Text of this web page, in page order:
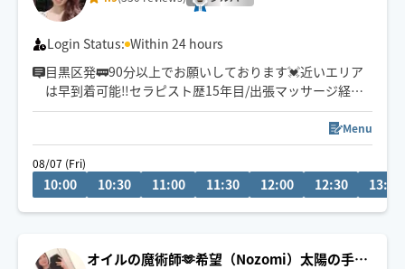
Login Status: Within 24 hours
目黒区発🚃90分以上でお願いしております💓近いエリア
は早到着可能‼️セラピスト歴15年目/出張マッサージ経験1
0年以上/お客様、一人一人にあった施術を心がけていま
す/お疲れの場所に全力でお応えします/店舗出勤してる時
もありますのでその時はすぐにご連絡できない場合がご
ざいます🙇
Menu
08/07 (Fri)
10:00 10:30 11:00 11:30 12:00 12:30 13:00
オイルの魔術師🫶希望（Nozomi）太陽の手の